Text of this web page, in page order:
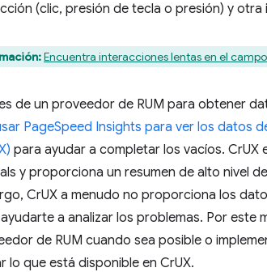
(clic, presión de tecla o presión) y otra
Encuentra interacciones lentas en el campo
de un proveedor de RUM para obtener
PageSpeed Insights para ver los datos
para ayudar a completar los vacíos.
y proporciona un resumen de alto nivel
CrUX a menudo no proporciona los
a analizar los problemas. Por
de RUM cuando sea posible o
lo que está disponible en CrUX.